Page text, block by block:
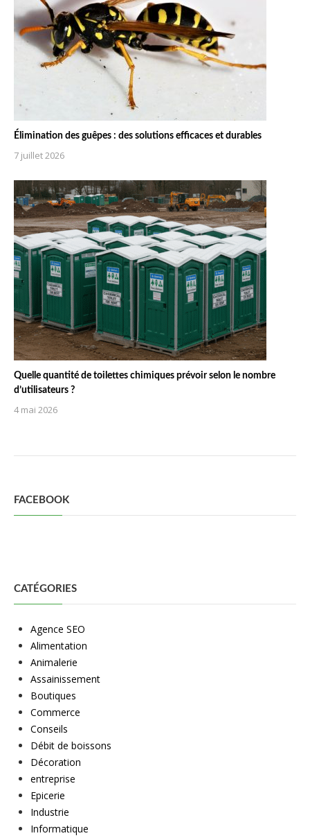
Élimination des guêpes : des solutions efficaces et durables
7 juillet 2026
Quelle quantité de toilettes chimiques prévoir selon le nombre
d’utilisateurs ?
4 mai 2026
FACEBOOK
CATÉGORIES
Agence SEO
Alimentation
Animalerie
Assainissement
Boutiques
Commerce
Conseils
Débit de boissons
Décoration
entreprise
Epicerie
Industrie
Informatique